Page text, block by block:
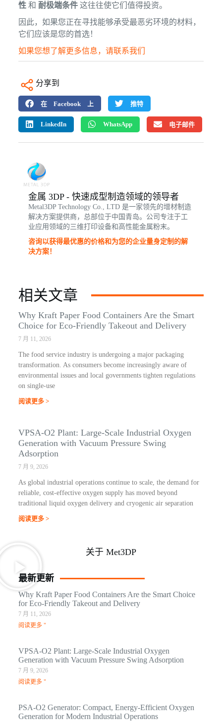
性和 耐极端条件这往往使它们值得投资。
因此，如果您正在寻找能够承受最恶劣环境的材料，
它们应该是您的首选！
如果您想了解更多信息，请联系我们
分享到
在 Facebook 上 推特
LinkedIn WhatsApp 电子邮件
金属 3DP - 快速成型制造领域的领导者
Metal3DP Technology Co., LTD 是一家领先的增材制造
解决方案提供商，总部位于中国青岛。公司专注于工
业应用领域的三维打印设备和高性能金属粉末。
咨询以获得最优惠的价格和为您的企业量身定制的解
决方案！
相关文章
Why Kraft Paper Food Containers Are the Smart
Choice for Eco-Friendly Takeout and Delivery
7 月 11, 2026
The food service industry is undergoing a major packaging
transformation. As consumers become increasingly aware of
environmental issues and local governments tighten regulations
on single-use
阅读更多 >
VPSA-O2 Plant: Large-Scale Industrial Oxygen
Generation with Vacuum Pressure Swing
Adsorption
7 月 9, 2026
As global industrial operations continue to scale, the demand for
reliable, cost-effective oxygen supply has moved beyond
traditional liquid oxygen delivery and cryogenic air separation
阅读更多 >
关于 Met3DP
最新更新
Why Kraft Paper Food Containers Are the Smart Choice
for Eco-Friendly Takeout and Delivery
7 月 11, 2026
阅读更多 "
VPSA-O2 Plant: Large-Scale Industrial Oxygen
Generation with Vacuum Pressure Swing Adsorption
7 月 9, 2026
阅读更多 "
PSA-O2 Generator: Compact, Energy-Efficient Oxygen
Generation for Modern Industrial Operations